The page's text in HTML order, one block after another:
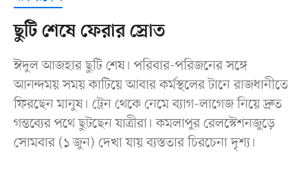
ছুটি শেষে ফেরার স্রোত
ঈদুল আজহার ছুটি শেষ। পরিবার-পরিজনের সঙ্গে
আনন্দময় সময় কাটিয়ে আবার কর্মস্থলের টানে রাজধানীতে
ফিরছেন মানুষ। ট্রেন থেকে নেমে ব্যাগ-লাগেজ নিয়ে দ্রুত
গন্তব্যের পথে ছুটছেন যাত্রীরা। কমলাপুর রেলস্টেশনজুড়ে
সোমবার (১ জুন) দেখা যায় ব্যস্ততার চিরচেনা দৃশ্য।